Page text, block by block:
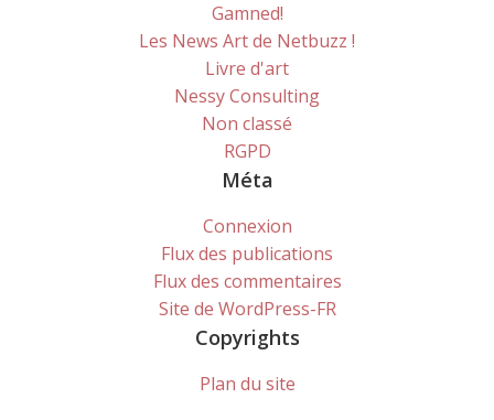
Gamned!
Les News Art de Netbuzz !
Livre d'art
Nessy Consulting
Non classé
RGPD
Méta
Connexion
Flux des publications
Flux des commentaires
Site de WordPress-FR
Copyrights
Plan du site